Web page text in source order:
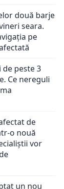
două barje
seara.
pe
de peste 3
Ce nereguli
de
o nouă
vor
un nou